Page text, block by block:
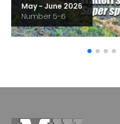
May - June 2026
Number 5-6